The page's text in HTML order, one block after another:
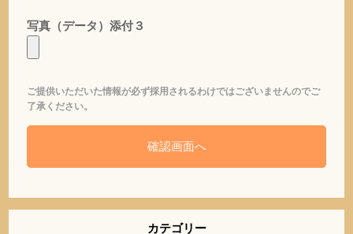
写真（データ）添付３
ご提供いただいた情報が必ず採用されるわけではございませんのでご
了承ください。
カテゴリー